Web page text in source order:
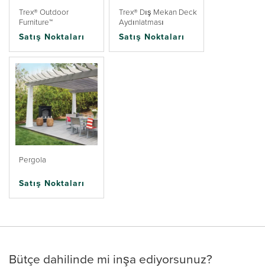
Trex® Outdoor
Furniture™
Satış Noktaları
Trex® Dış Mekan Deck
Aydınlatması
Satış Noktaları
Pergola
Satış Noktaları
Bütçe dahilinde mi inşa ediyorsunuz?